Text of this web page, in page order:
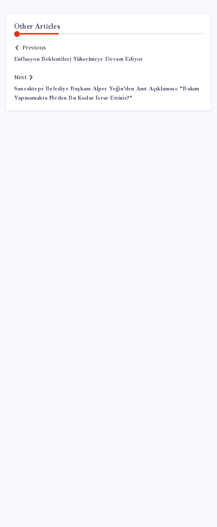
Other Articles
Previous
Enflasyon Beklentileri Yükselmeye Devam Ediyor
Next
Sancaktepe Belediye Başkanı Alper Yeğin’den Anıt Açıklaması: “Bakım
Yapmamakta Neden Bu Kadar Israr Ettiniz?”